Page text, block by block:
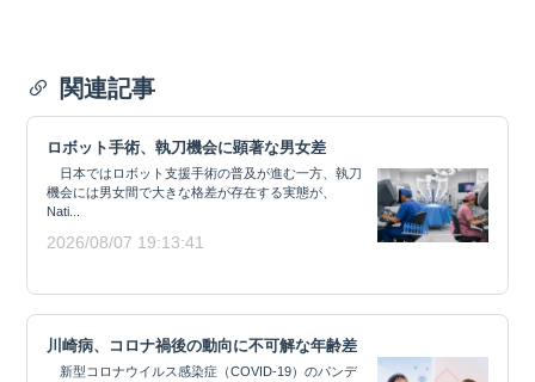
関連記事
ロボット手術、執刀機会に顕著な男女差
日本ではロボット支援手術の普及が進む一方、執刀
機会には男女間で大きな格差が存在する実態が、
Nati...
2026/08/07 19:13:41
川崎病、コロナ禍後の動向に不可解な年齢差
新型コロナウイルス感染症（COVID-19）のパンデ